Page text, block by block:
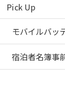
Pick Up
モバイルバッ
宿泊者名簿事